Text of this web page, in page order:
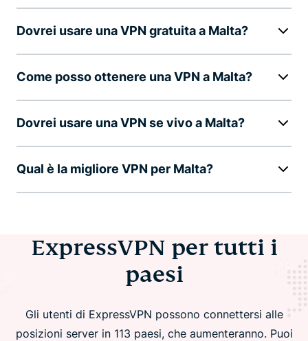
Dovrei usare una VPN gratuita a Malta?
Come posso ottenere una VPN a Malta?
Dovrei usare una VPN se vivo a Malta?
Qual è la migliore VPN per Malta?
ExpressVPN per tutti i
paesi
Gli utenti di ExpressVPN possono connettersi alle
posizioni server in 113 paesi, che aumenteranno. Puoi